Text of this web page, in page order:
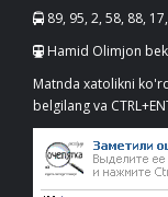
89, 95, 2, 58, 88,
Hamid Olimjon
Matnda xatolikni
belgilang va